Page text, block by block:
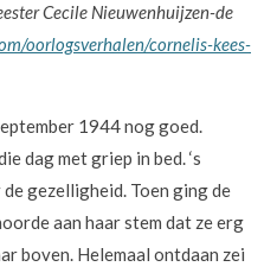
Cecile Nieuwenhuijzen-de
oorlogsverhalen/cornelis-kees-
1944 nog goed.
dag met griep in bed. ‘s
gezelligheid. Toen ging de
aan haar stem dat ze erg
boven. Helemaal ontdaan zei